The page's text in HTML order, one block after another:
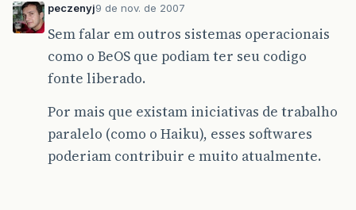
peczenyj9 de nov. de 2007
Sem falar em outros sistemas operacionais
como o BeOS que podiam ter seu codigo
fonte liberado.
Por mais que existam iniciativas de trabalho
paralelo (como o Haiku), esses softwares
poderiam contribuir e muito atualmente.